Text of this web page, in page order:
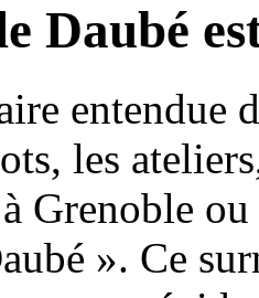
Daubé
entendue
les
Grenoble
». Ce